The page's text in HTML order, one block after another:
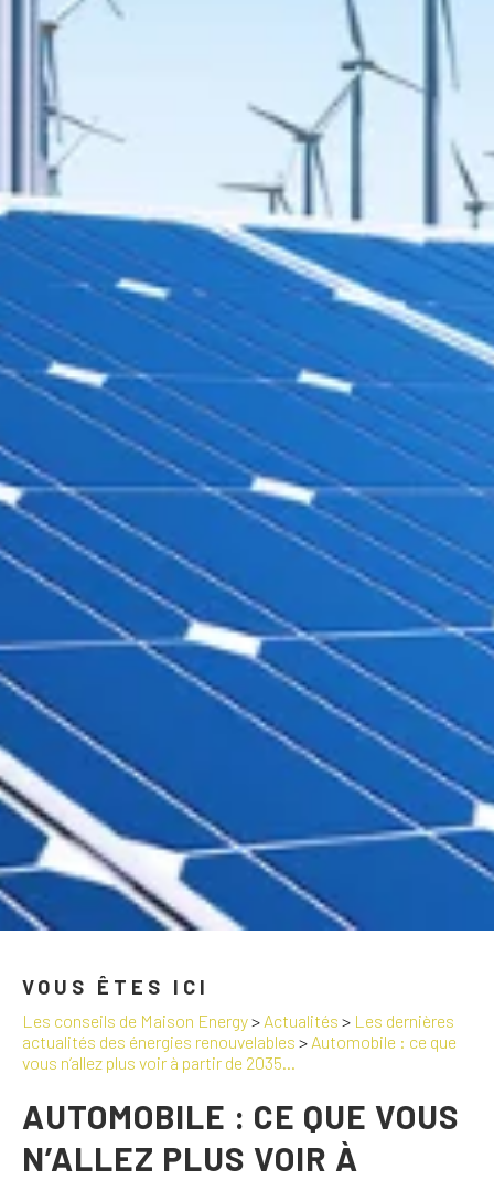
VOUS ÊTES ICI
Les conseils de Maison Energy> Actualités > Les dernières
actualités des énergies renouvelables > Automobile : ce que
vous n’allez plus voir à partir de 2035…
AUTOMOBILE : CE QUE VOUS
N’ALLEZ PLUS VOIR À